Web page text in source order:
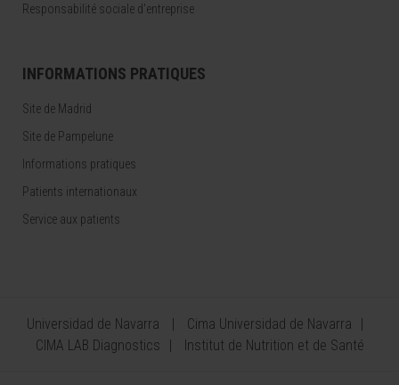
Responsabilité sociale d'entreprise
INFORMATIONS PRATIQUES
Site de Madrid
Site de Pampelune
Informations pratiques
Patients internationaux
Service aux patients
Universidad de Navarra
Cima Universidad de Navarra
CIMA LAB Diagnostics
Institut de Nutrition et de Santé